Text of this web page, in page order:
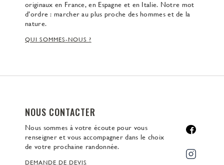
originaux en France, en Espagne et en Italie. Notre mot
d’ordre : marcher au plus proche des hommes et de la
nature.
QUI SOMMES-NOUS ?
NOUS CONTACTER
Nous sommes à votre écoute pour vous
renseigner et vous accompagner dans le choix
de votre prochaine randonnée.
DEMANDE DE DEVIS